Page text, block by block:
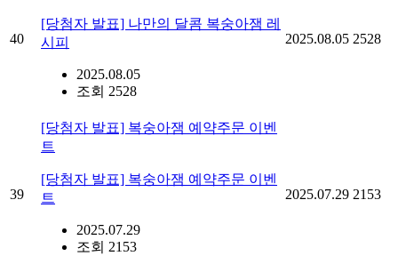
40
[당첨자 발표] 나만의 달콤 복숭아잼 레
시피
2025.08.05
조회 2528
2025.08.05 2528
39
[당첨자 발표] 복숭아잼 예약주문 이벤
트
[당첨자 발표] 복숭아잼 예약주문 이벤
트
2025.07.29
조회 2153
2025.07.29 2153